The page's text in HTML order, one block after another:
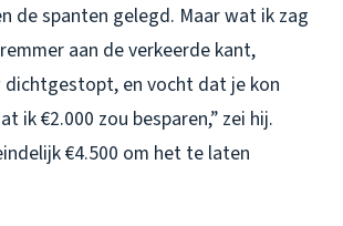
de spanten gelegd. Maar wat ik zag
aan de verkeerde kant,
en vocht dat je kon
ik €2.000 zou besparen,” zei hij.
€4.500 om het te laten